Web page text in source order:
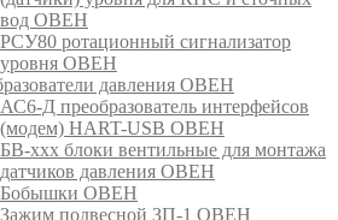
вод ОВЕН
РСУ80 ротационный сигнализатор
уровня ОВЕН
давления ОВЕН
АС6-Д преобразователь интерфейсов
(модем) HART-USB ОВЕН
БВ-ххх блоки вентильные для монтажа
датчиков давления ОВЕН
Бобышки ОВЕН
Зажим подвесной ЗП-1 ОВЕН